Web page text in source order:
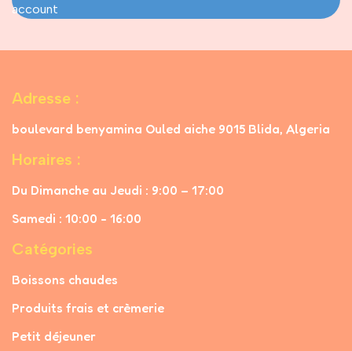
account
Adresse :
boulevard benyamina Ouled aiche 9015 Blida, Algeria
Horaires :
Du Dimanche au Jeudi : 9:00 – 17:00
Samedi : 10:00 - 16:00
Catégories
Boissons chaudes
Produits frais et crèmerie
Petit déjeuner